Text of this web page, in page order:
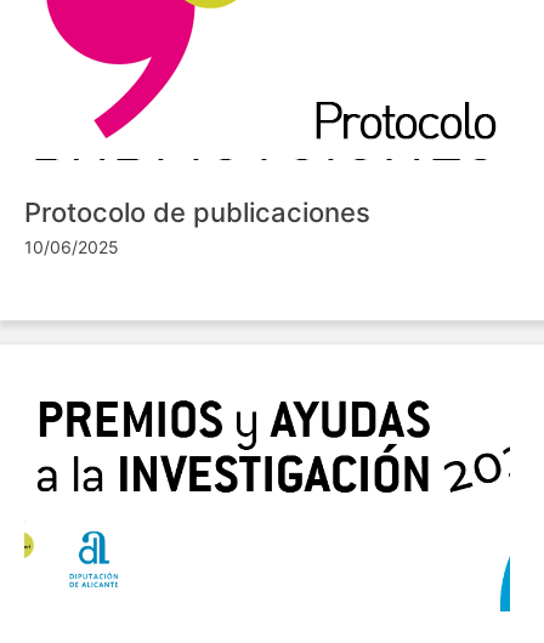
Protocolo de publicaciones
10/06/2025